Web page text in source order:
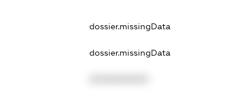
dossier.missingData
dossier.missingData